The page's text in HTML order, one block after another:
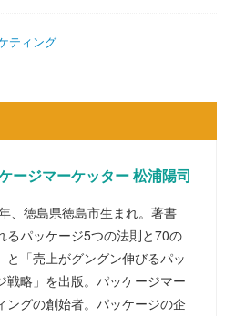
ティング
ージマーケッター 松浦陽司
、徳島県徳島市生まれ。著書
るパッケージ5つの法則と70の
と「売上がグングン伸びるパッ
戦略」を出版。パッケージマー
ングの創始者。パッケージの企